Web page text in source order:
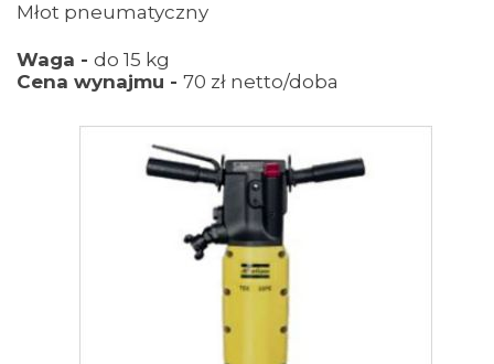
Młot pneumatyczny
Waga - do 15 kg
Cena wynajmu - 70 zł netto/doba